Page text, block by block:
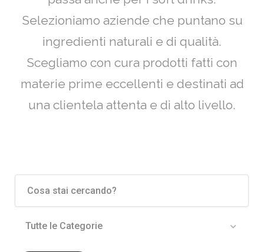
Selezioniamo aziende che puntano su
ingredienti naturali e di qualità.
Scegliamo con cura prodotti fatti con
materie prime eccellenti e destinati ad
una clientela attenta e di alto livello.
Tutte le Categorie